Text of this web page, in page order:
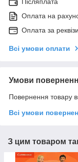
Післяплата
Оплата на
Оплата за
Всі умови оплати
Умови
Повернення товару
Всі умови
З цим товаром